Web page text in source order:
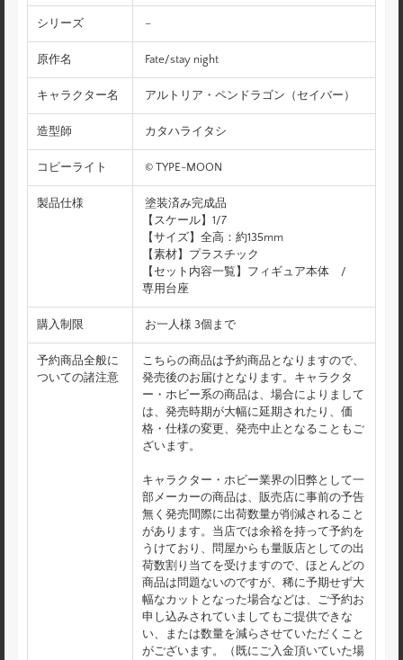
シリーズ –
原作名 Fate/stay night
キャラクター名 アルトリア・ペンドラゴン（セイバー）
造型師 カタハライタシ
コピーライト © TYPE-MOON
製品仕様
塗装済み完成品
【スケール】1/7
【サイズ】全高：約135mm
【素材】プラスチック
【セット内容一覧】フィギュア本体 /
専用台座
購入制限 お一人様 3個まで
予約商品全般に
ついての諸注意
こちらの商品は予約商品となりますので、
発売後のお届けとなります。キャラクタ
ー・ホビー系の商品は、場合によりまして
は、発売時期が大幅に延期されたり、価
格・仕様の変更、発売中止となることもご
ざいます。
キャラクター・ホビー業界の旧弊として一
部メーカーの商品は、販売店に事前の予告
無く発売間際に出荷数量が削減されること
があります。当店では余裕を持って予約を
うけており、問屋からも量販店としての出
荷数割り当てを受けますので、ほとんどの
商品は問題ないのですが、稀に予期せず大
幅なカットとなった場合などは、ご予約お
申し込みされていましてもご提供できな
い、または数量を減らさせていただくこと
がございます。（既にご入金頂いていた場